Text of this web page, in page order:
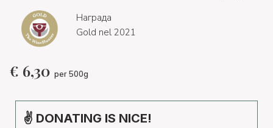
Награда
Gold nel 2021
€ 6,30 per 500g
✌ DONATING IS NICE!